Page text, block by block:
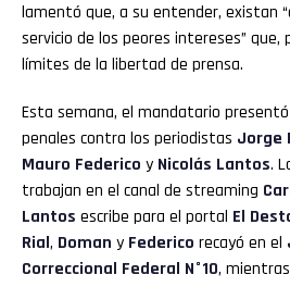
lamentó que, a su entender, existan
servicio de los peores intereses” que,
límites de la libertad de prensa.
Esta semana, el mandatario
penales contra los periodistas Jorge
Mauro Federico y Nicolás Lantos.
trabajan en el canal de streaming
Lantos escribe para el portal El
Rial, Doman y Federico recayó en el
Correccional Federal N°10,